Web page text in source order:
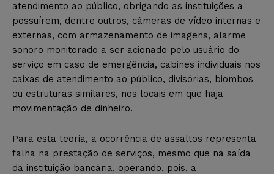
atendimento ao público, obrigando as instituições a
possuírem, dentre outros, câmeras de vídeo internas e
externas, com armazenamento de imagens, alarme
sonoro monitorado a ser acionado pelo usuário do
serviço em caso de emergência, cabines individuais nos
caixas de atendimento ao público, divisórias, biombos
ou estruturas similares, nos locais em que haja
movimentação de dinheiro.
Para esta teoria, a ocorrência de assaltos representa
falha na prestação de serviços, mesmo que na saída
da instituição bancária, operando, pois, a